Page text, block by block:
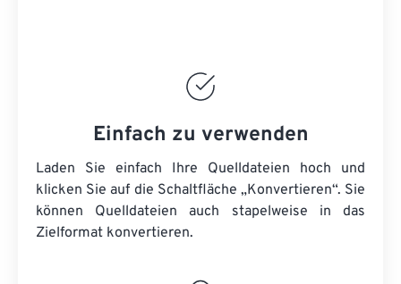
Einfach zu verwenden
Laden Sie einfach Ihre Quelldateien hoch und
klicken Sie auf die Schaltfläche „Konvertieren“. Sie
können Quelldateien auch stapelweise in das
Zielformat konvertieren.